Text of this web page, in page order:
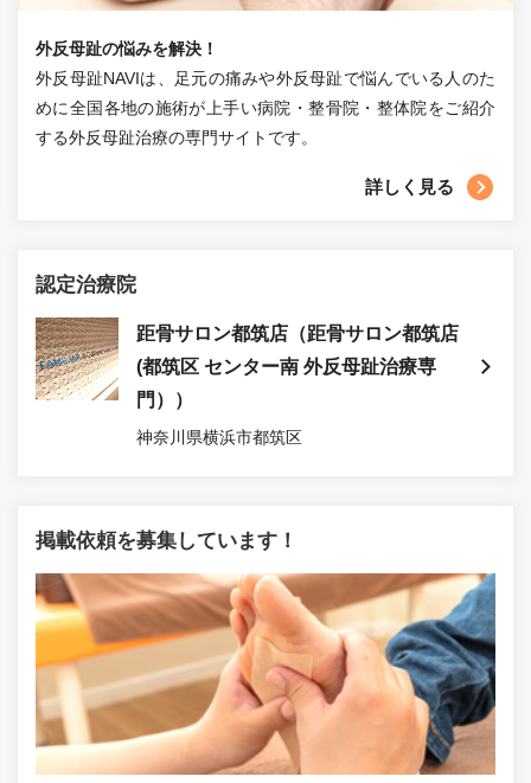
外反母趾の悩みを解決！
外反母趾NAVIは、足元の痛みや外反母趾で悩んでいる人のた
めに全国各地の施術が上手い病院・整骨院・整体院をご紹介
する外反母趾治療の専門サイトです。
詳しく見る
認定治療院
距骨サロン都筑店（距骨サロン都筑店
(都筑区 センター南 外反母趾治療専
門））
神奈川県横浜市都筑区
掲載依頼を募集しています！